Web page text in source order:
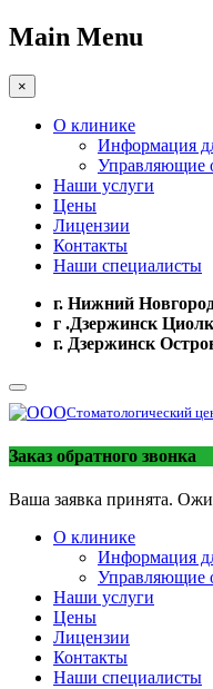
Main Menu
×
О клинике
Информация
Управляющие
Наши услуги
Цены
Лицензии
Контакты
Наши специалисты
г. Нижний
г .Дзержинск
г. Дзержинск
Стоматологический
Заказ обратного звонка
Ваша заявка принята.
О клинике
Информация
Управляющие
Наши услуги
Цены
Лицензии
Контакты
Наши специалисты